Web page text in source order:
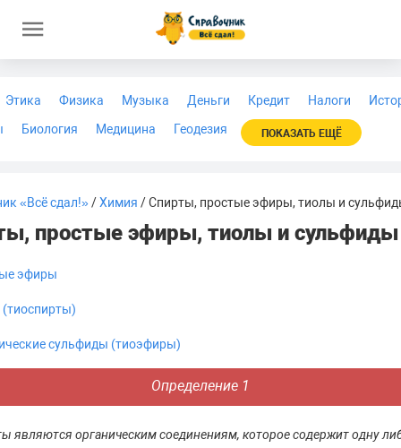
Этика Физика Музыка Деньги Кредит Налоги
Биология Медицина Геодезия ПОКАЗАТЬ ЕЩЁ
«Всё сдал!»/Химия / Спирты, простые эфиры, тиолы и
простые эфиры, тиолы и сульфиды
эфиры
сульфиды (тиоэфиры)
Определение 1
являются органическим соединениям, которое содержит одну